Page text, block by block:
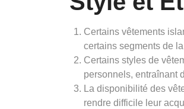
Certains vêtements
certains segments de
Certains styles de
personnels, entraînant
La disponibilité des
rendre difficile leur